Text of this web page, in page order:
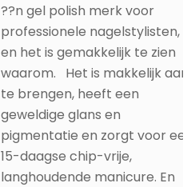
??n gel polish merk voor
professionele nagelstylisten,
en het is gemakkelijk te zien
waarom. Het is makkelijk aan
te brengen, heeft een
geweldige glans en
pigmentatie en zorgt voor een
15-daagse chip-vrije,
langhoudende manicure. En